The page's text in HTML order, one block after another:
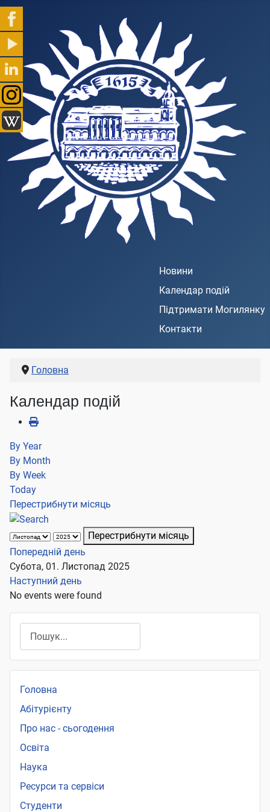
Новини
Календар подій
Підтримати Могилянку
Контакти
Головна
Календар подій
By Year
By Month
By Week
Today
Перестрибнути місяць
Перестрибнути місяць
Попередній день
Субота, 01. Листопад 2025
Наступний день
No events were found
Головна
Абітурієнту
Про нас - сьогодення
Освіта
Наука
Ресурси та сервіси
Студенти